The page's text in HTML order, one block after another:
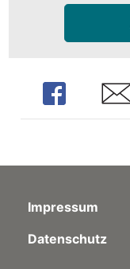
Share Share
Impressum
Datenschutz